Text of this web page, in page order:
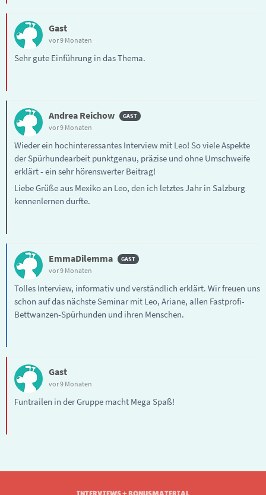
Gast
vor 9 Monaten
Sehr gute Einführung in das Thema.
Andrea Reichow
vor 9 Monaten
Wieder ein hochinteressantes Interview mit Leo! So viele Aspekte
der Spürhundearbeit punktgenau, präzise und ohne Umschweife
erklärt - ein sehr hörenswerter Beitrag!
Liebe Grüße aus Mexiko an Leo, den ich letztes Jahr in Salzburg
kennenlernen durfte.
EmmaDilemma
vor 9 Monaten
Tolles Interview, informativ und verständlich erklärt. Wir freuen uns
schon auf das nächste Seminar mit Leo, Ariane, allen Fastprofi-
Bettwanzen-Spürhunden und ihren Menschen.
Gast
vor 9 Monaten
Funtrailen in der Gruppe macht Mega Spaß!